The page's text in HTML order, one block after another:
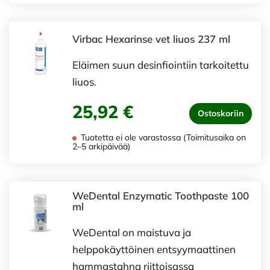
Virbac Hexarinse vet liuos 237 ml
Eläimen suun desinfiointiin tarkoitettu
liuos.
25,92 € Ostoskoriin
Tuotetta ei ole varastossa (Toimitusaika on
2–5 arkipäivää)
WeDental Enzymatic Toothpaste 100
ml
WeDental on maistuva ja
helppokäyttöinen entsyymaattinen
hammastahna riittoisassa